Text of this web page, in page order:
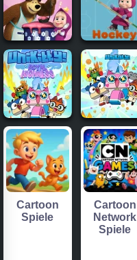
Cartoon
Spiele
Cartoon
Network
Spiele